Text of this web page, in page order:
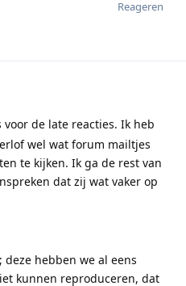
Reageren
voor de late reacties. Ik heb
wel wat forum mailtjes
te kijken. Ik ga de rest van
dat zij wat vaker op
; deze hebben we al eens
kunnen reproduceren, dat